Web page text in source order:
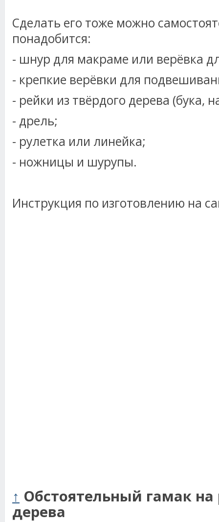
Сделать его тоже можно
понадобится:
- шнур для макраме или верёвка
- крепкие верёвки для
- рейки из твёрдого дерева (бука,
- дрель;
- рулетка или линейка;
- ножницы и шурупы.
Инструкция по изготовлению на
↑ Обстоятельный гамак на
дерева